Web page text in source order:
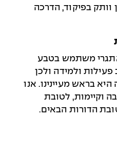
וותק בפיקוד, הדרכה
אתגרי משתמש בטבע
ולמידה ולכן
בראש מעיינינו. אנו
וקיימות, לטובת
הדורות הבאים.